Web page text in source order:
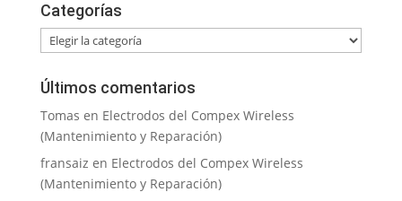
Categorías
Categorías
Últimos comentarios
Tomas en Electrodos del Compex Wireless
(Mantenimiento y Reparación)
fransaiz en Electrodos del Compex Wireless
(Mantenimiento y Reparación)